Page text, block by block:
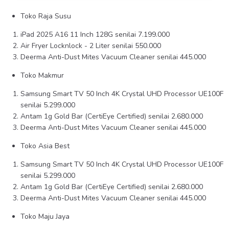
Toko Raja Susu
iPad 2025 A16 11 Inch 128G senilai 7.199.000
Air Fryer Locknlock - 2 Liter senilai 550.000
Deerma Anti-Dust Mites Vacuum Cleaner senilai 445.000
Toko Makmur
Samsung Smart TV 50 Inch 4K Crystal UHD Processor UE100F
senilai 5.299.000
Antam 1g Gold Bar (CertiEye Certified) senilai 2.680.000
Deerma Anti-Dust Mites Vacuum Cleaner senilai 445.000
Toko Asia Best
Samsung Smart TV 50 Inch 4K Crystal UHD Processor UE100F
senilai 5.299.000
Antam 1g Gold Bar (CertiEye Certified) senilai 2.680.000
Deerma Anti-Dust Mites Vacuum Cleaner senilai 445.000
Toko Maju Jaya